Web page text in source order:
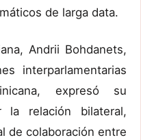
de larga data.
Andrii Bohdanets,
interparlamentarias
expresó su
la relación bilateral,
de colaboración entre